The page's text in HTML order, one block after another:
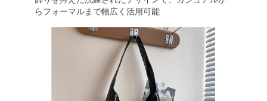
らフォーマルまで幅広く活用可能